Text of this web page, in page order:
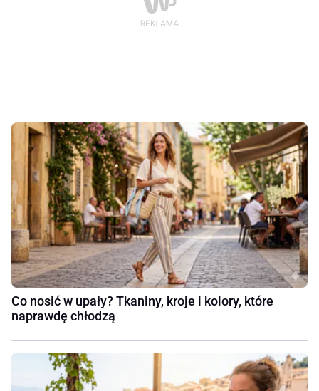
Co nosić w upały? Tkaniny, kroje i kolory, które
naprawdę chłodzą